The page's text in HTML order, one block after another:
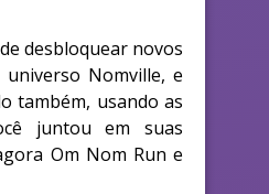
desbloquear novos
Nomville, e
também, usando as
juntou em suas
Om Nom Run e